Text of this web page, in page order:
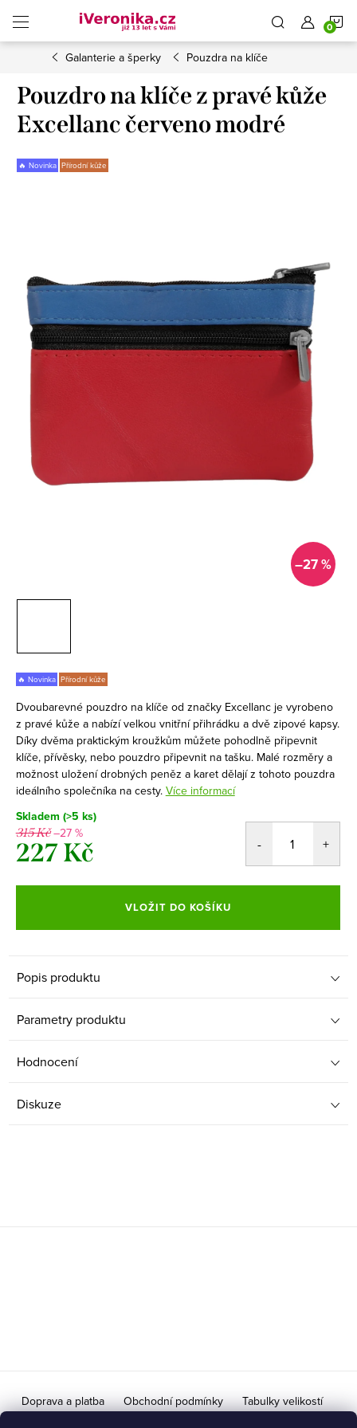
obsah
Galanterie a šperky Pouzdra na klíče
Pouzdro na klíče z pravé kůže
Excellanc červeno modré
🔥 Novinka Přírodní kůže
–27 %
🔥 Novinka Přírodní kůže
Dvoubarevné pouzdro na klíče od značky Excellanc je vyrobeno
z pravé kůže a nabízí velkou vnitřní přihrádku a dvě zipové kapsy.
Díky dvěma praktickým kroužkům můžete pohodlně připevnit
klíče, přívěsky, nebo pouzdro připevnit na tašku. Malé rozměry a
možnost uložení drobných peněz a karet dělají z tohoto pouzdra
ideálního společníka na cesty. Více informací
Skladem (>5 ks)
315 Kč–27 %
227 Kč
cena:
VLOŽIT DO KOŠÍKU
Popis produktu
Parametry produktu
Hodnocení
Diskuze
Doprava a platba Obchodní podmínky Tabulky velikostí